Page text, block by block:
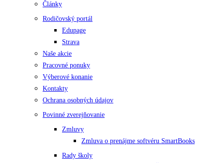
Články
Rodičovský portál
Edupage
Strava
Naše akcie
Pracovné ponuky
Výberové konanie
Kontakty
Ochrana osobných údajov
Povinné zverejňovanie
Zmluvy
Zmluva o prenájme softvéru SmartBooks
Rady školy